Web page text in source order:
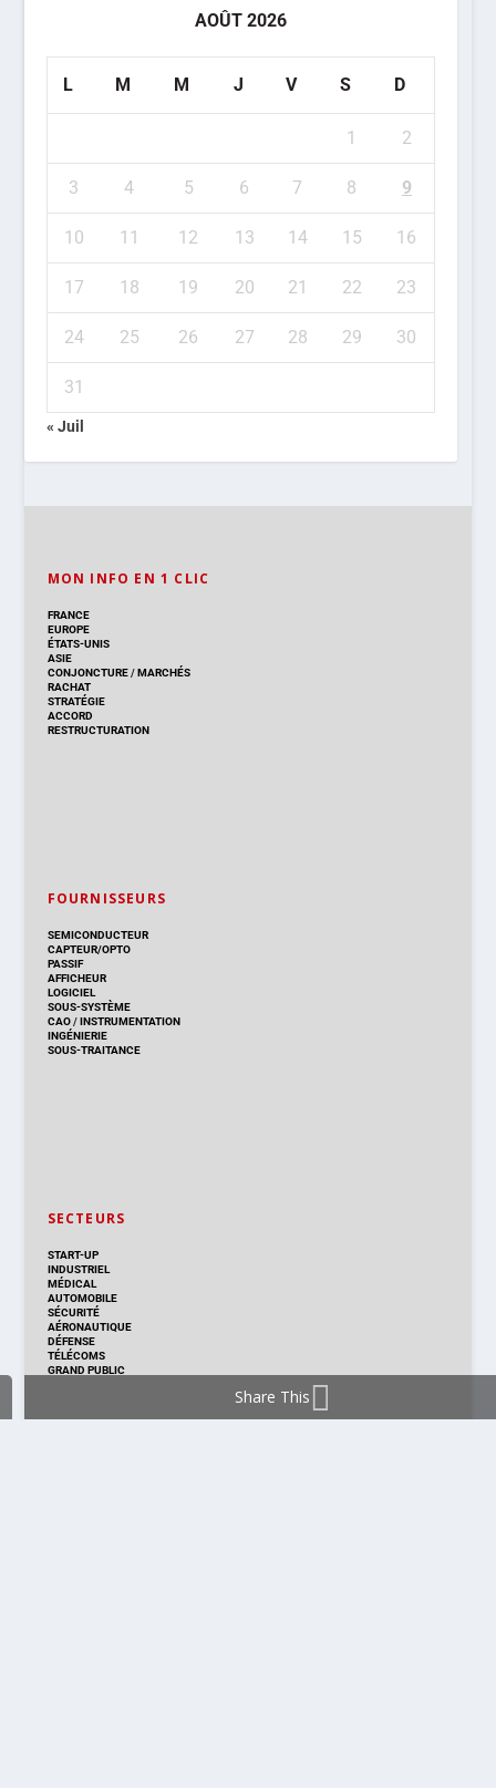
AOÛT 2026
L M M J V S D
1 2
3 4 5 6 7 8 9
10 11 12 13 14 15 16
17 18 19 20 21 22 23
24 25 26 27 28 29 30
31
« Juil
MON INFO EN 1 CLIC
FRANCE
EUROPE
ÉTATS-UNIS
ASIE
CONJONCTURE/MARCHÉS
RACHAT
STRATÉGIE
ACCORD
RESTRUCTURATION
FOURNISSEURS
SEMICONDUCTEUR
CAPTEUR/OPTO
PASSIF
AFFICHEUR
LOGICIEL
SOUS-SYSTÈME
CAO/INSTRUMENTATION
INGÉNIERIE
SOUS-TRAITANCE
SECTEURS
START-UP
INDUSTRIEL
MÉDICAL
AUTOMOBILE
SÉCURITÉ
AÉRONAUTIQUE
DÉFENSE
TÉLÉCOMS
GRAND PUBLIC
Share This